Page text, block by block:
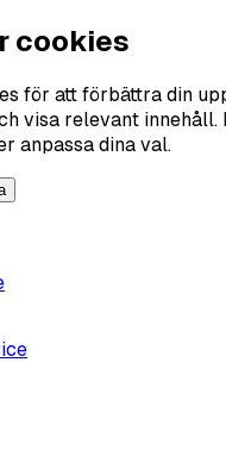
cookies
för att förbättra din
visa relevant innehåll.
anpassa dina val.